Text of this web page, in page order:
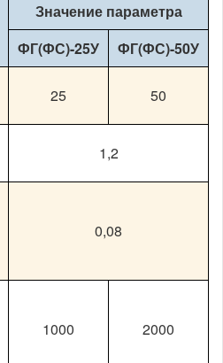
Значение параметра
ФГ(ФС)-25У
ФГ(ФС)-50У
25 50
1,2
0,08
1000 2000